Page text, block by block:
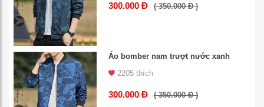
300.000 Đ ( 350.000 Đ )
Áo bomber nam trượt nước xanh
2205 thích
300.000 Đ ( 350.000 Đ )